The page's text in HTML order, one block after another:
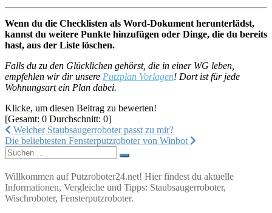
Wenn du die Checklisten als Word-Dokument herunterlädst,
kannst du weitere Punkte hinzufügen oder Dinge, die du bereits
hast, aus der Liste löschen.
Falls du zu den Glücklichen gehörst, die in einer WG leben,
empfehlen wir dir unsere Putzplan Vorlagen! Dort ist für jede
Wohnungsart ein Plan dabei.
Klicke, um diesen Beitrag zu bewerten!
[Gesamt: 0 Durchschnitt: 0]
Beitragsnavigation
Welcher Staubsaugerroboter passt zu mir?
Die beliebtesten Fensterputzroboter von Winbot
Suchen
nach:
Willkommen auf Putzroboter24.net! Hier findest du aktuelle
Informationen, Vergleiche und Tipps: Staubsaugerroboter,
Wischroboter, Fensterputzroboter.